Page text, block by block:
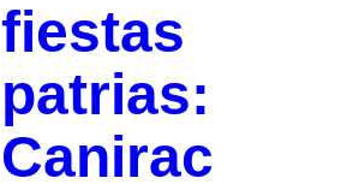
fiestas
patrias:
Canirac